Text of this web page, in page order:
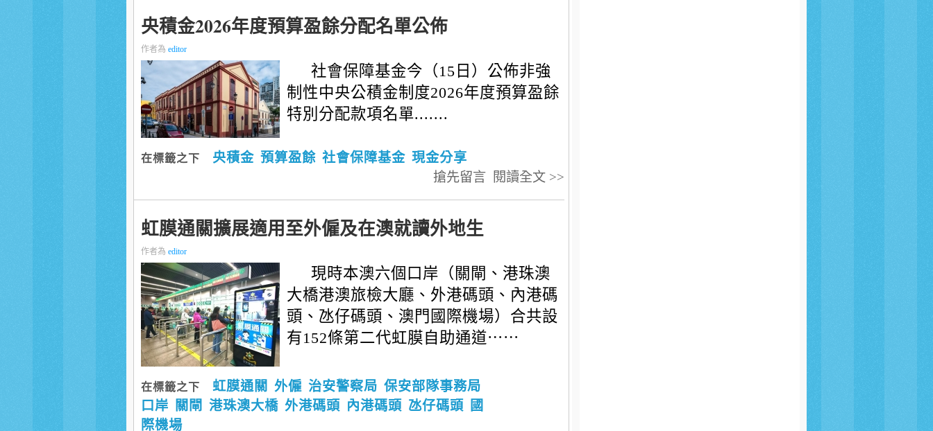
央積金2026年度預算盈餘分配名單公佈
作者為 editor
社會保障基金今（15日）公佈非強
制性中央公積金制度2026年度預算盈餘
特別分配款項名單.......
在標籤之下 央積金 預算盈餘 社會保障基金 現金分享
閱讀全文 >>
搶先留言
虹膜通關擴展適用至外僱及在澳就讀外地生
作者為 editor
現時本澳六個口岸（關閘、港珠澳
大橋港澳旅檢大廳、外港碼頭、內港碼
頭、氹仔碼頭、澳門國際機場）合共設
有152條第二代虹膜自助通道⋯⋯
在標籤之下 虹膜通關 外僱 治安警察局 保安部隊事務局
口岸
關閘 港珠澳大橋 外港碼頭 內港碼頭 氹仔碼頭
國
際機場